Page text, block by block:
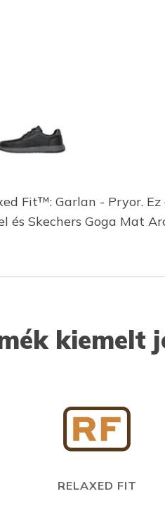
Fit™: Garlan - Pryor.
Skechers Goga Mat
kiemelt
RELAXED FIT